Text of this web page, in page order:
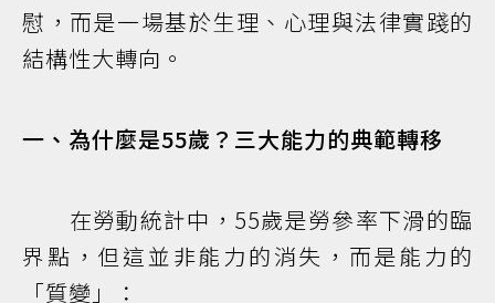
慰，而是一場基於生理、心理與法律實踐的
結構性大轉向。
一、為什麼是55歲？三大能力的典範轉移
在勞動統計中，55歲是勞參率下滑的臨
界點，但這並非能力的消失，而是能力的
「質變」：